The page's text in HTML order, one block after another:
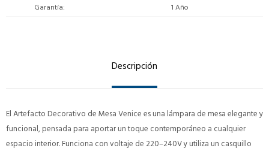
Garantía
1 Año
Descripción
El Artefacto Decorativo de Mesa Venice es una lámpara de mesa elegante y
funcional, pensada para aportar un toque contemporáneo a cualquier
espacio interior. Funciona con voltaje de 220–240V y utiliza un casquillo